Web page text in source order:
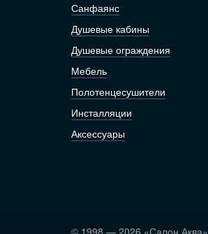
Санфаянс
Душевые кабины
Душевые ограждения
Мебель
Полотенцесушители
Инсталляции
Аксессуары
© 1998 — 2026 «Салон Аква»